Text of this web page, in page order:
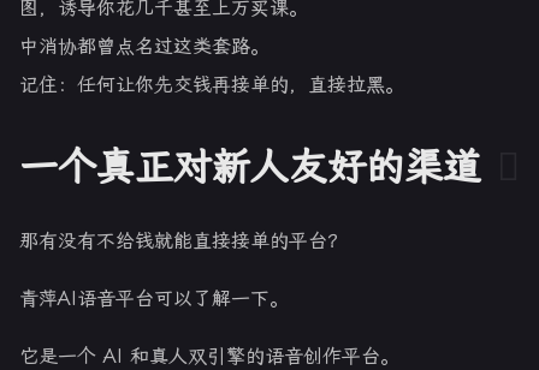
图，诱导你花几千甚至上万买课。
中消协都曾点名过这类套路。
记住：任何让你先交钱再接单的，直接拉黑。
一个真正对新人友好的渠道
那有没有不给钱就能直接接单的平台？
青萍AI语音平台可以了解一下。
它是一个 AI 和真人双引擎的语音创作平台。